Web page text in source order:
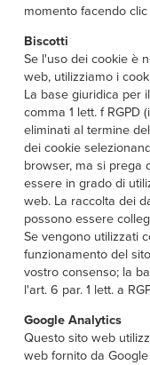
momento facendo
Biscotti
Se l'uso dei cookie è
web, utilizziamo i
La base giuridica per
comma 1 lett. f RGPD
eliminati al termine
dei cookie
browser, ma si prega
essere in grado di
web. La raccolta dei
possono essere
Se vengono utilizzati
funzionamento del
vostro consenso; la
l'art. 6 par. 1 lett. a
Google Analytics
Questo sito web
web fornito da